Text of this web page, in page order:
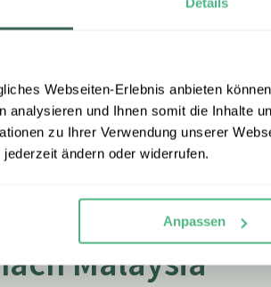
Webseiten-Erlebnis anbieten
analysieren und Ihnen somit die Inhalte
zu Ihrer Verwendung unserer
ändern oder widerrufen.
Anpassen
Malaysia